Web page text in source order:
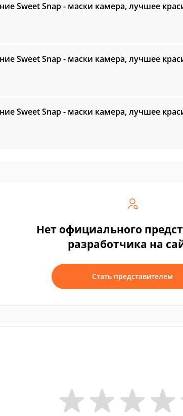
Sweet Snap - маски камера, лучшее
Sweet Snap - маски камера, лучшее
Sweet Snap - маски камера, лучшее
Нет официального
разработчика на
Стать представителем